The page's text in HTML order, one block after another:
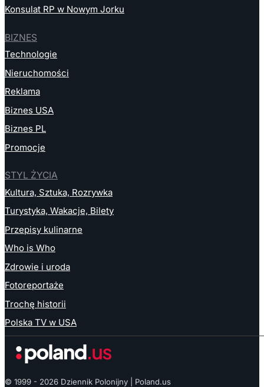
Konsulat RP w Nowym Jorku
BIZNES
Technologie
Nieruchomości
Reklama
Biznes USA
Biznes PL
Promocje
STYL ŻYCIA
Kultura, Sztuka, Rozrywka
Turystyka, Wakacje, Bilety
Przepisy kulinarne
Who is Who
Zdrowie i uroda
Fotoreportaże
Trochę historii
Polska TV w USA
© 1999 - 2026 Dziennik Polonijny | Poland.us